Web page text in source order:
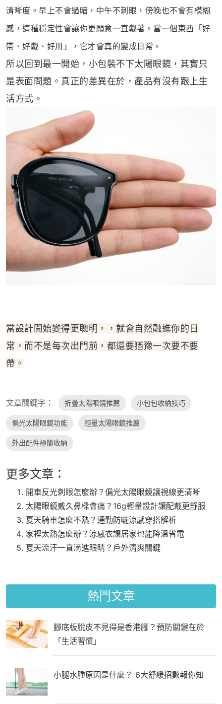
清晰度。早上不會過暗，中午不刺眼，傍晚也不會有模糊
感，這種穩定性會讓你更願意一直戴著。當一個東西「好
帶、好戴、好用」，它才會真的變成日常。
所以回到最一開始，小包裝不下太陽眼鏡，其實只
是表面問題。真正的差異在於，產品有沒有跟上生
活方式。
當設計開始變得更聰明，，就會自然融進你的日
常，而不是每次出門前，都還要猶豫一次要不要
帶。
文章關鍵字： 折疊太陽眼鏡推薦 小包包收納技巧
偏光太陽眼鏡功能 輕量太陽眼鏡推薦
外出配件極簡收納
更多文章：
開車反光刺眼怎麼辦？偏光太陽眼鏡讓視線更清晰
太陽眼鏡戴久鼻樑會痛？16g輕量設計讓配戴更舒服
夏天騎車怎麼不熱？通勤防曬涼感穿搭解析
家裡太熱怎麼辦？涼感衣讓居家也能降溫省電
夏天流汗一直滴進眼睛？戶外清爽關鍵
熱門文章
腳底板脫皮不見得是香港腳？預防關鍵在於
「生活習慣」
小腿水腫原因是什麼？ 6大舒緩招數報你知